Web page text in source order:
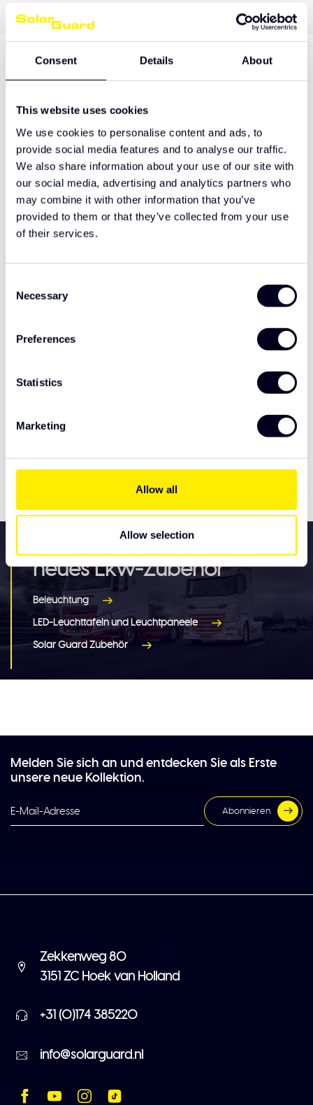
Consent Details About
This website uses cookies
We use cookies to personalise content and ads, to
provide social media features and to analyse our traffic.
We also share information about your use of our site with
our social media, advertising and analytics partners who
may combine it with other information that you’ve
provided to them or that they’ve collected from your use
of their services.
Selection
Necessary
Preferences
Statistics
Marketing
Allow all
Allow selection
Produktbeschreibung
Hulp nodig bij het maken van de juiste keuze
of het product afhalen?
Neem contact op
Ergänzende Produkte
Sonnenblende Forward
€550,00
Eigenschaften
Alle Dienstleistungen für Ihr
neues Lkw-Zubehör
Beleuchtung
LED-Leuchttafeln und Leuchtpaneele
Solar Guard Zubehör
Melden Sie sich an und entdecken Sie als Erste
unsere neue Kollektion.
Abonnieren
Zekkenweg 80
3151 ZC Hoek van Holland
+31 (0)174 385220
info@solarguard.nl